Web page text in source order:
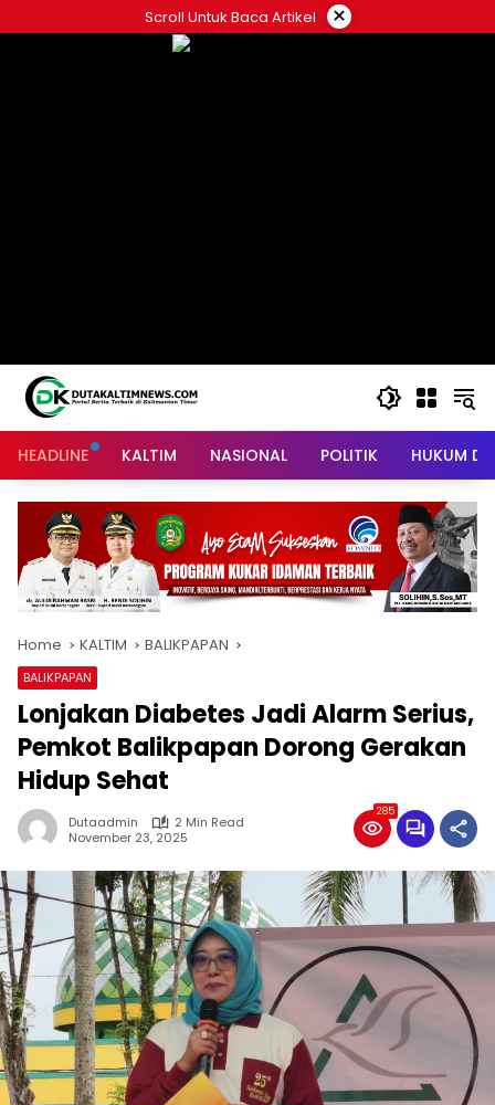
to
Scroll Untuk Baca Artikel ×
HEADLINE KALTIM NASIONAL POLITIK HUKUM
Home KALTIM BALIKPAPAN
BALIKPAPAN
Lonjakan Diabetes Jadi Alarm Serius,
Pemkot Balikpapan Dorong Gerakan
Hidup Sehat
Dutaadmin
2 Min Read
November 23, 2025
285